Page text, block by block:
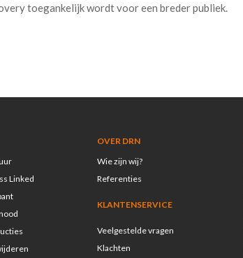
toegankelijk wordt voor een breder publiek.
Linked
OVER DRN
Wie zijn wij?
Referenties
KLANTENSERVICE
Veelgestelde vragen
Klachten